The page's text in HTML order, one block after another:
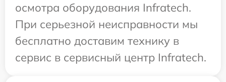
осмотра оборудования Infratech.
При серьезной неисправности мы
бесплатно доставим технику в
сервис в сервисный центр Infratech.